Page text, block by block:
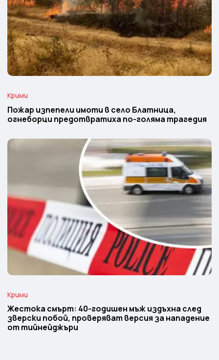
Крими
Пожар изпепели имоти в село Блатница,
огнеборци предотвратиха по-голяма трагедия
Крими
Жестока смърт: 40-годишен мъж издъхна след
зверски побой, проверяват версия за нападение
от тийнейджъри